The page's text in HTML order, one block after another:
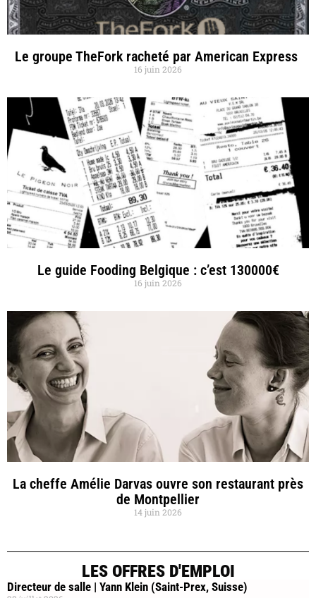
Le groupe TheFork racheté par American Express
16 juin 2026
Le guide Fooding Belgique : c’est 130000€
16 juin 2026
La cheffe Amélie Darvas ouvre son restaurant près
de Montpellier
14 juin 2026
LES OFFRES D'EMPLOI
Directeur de salle | Yann Klein (Saint-Prex, Suisse)